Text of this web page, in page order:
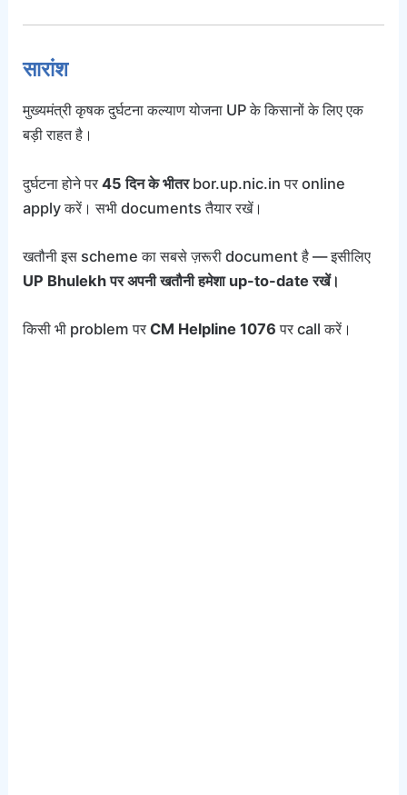
सारांश
मुख्यमंत्री कृषक दुर्घटना कल्याण योजना UP के किसानों के लिए एक
बड़ी राहत है।
दुर्घटना होने पर45 दिन के भीतरbor.up.nic.in पर online
apply करें। सभी documents तैयार रखें।
खतौनी इस scheme का सबसे ज़रूरी document है — इसीलिए
UP Bhulekh पर अपनी खतौनी हमेशा up-to-date रखें।
किसी भी problem परCM Helpline 1076 पर call करें।